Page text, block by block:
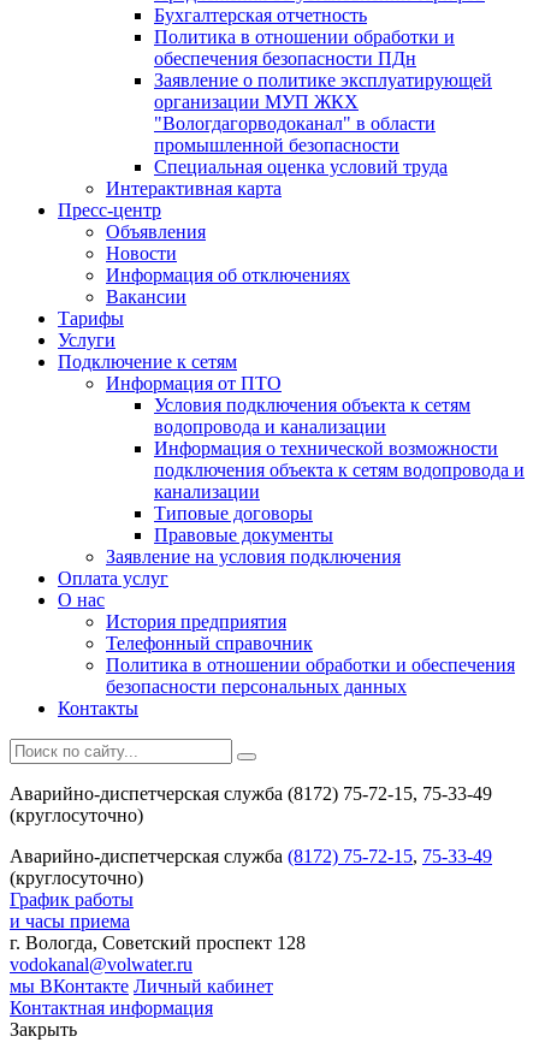
Бухгалтерская отчетность
Политика в отношении обработки и
обеспечения безопасности ПДн
Заявление о политике эксплуатирующей
организации МУП ЖКХ
"Вологдагорводоканал" в области
промышленной безопасности
Специальная оценка условий труда
Интерактивная карта
Пресс-центр
Объявления
Новости
Информация об отключениях
Вакансии
Тарифы
Услуги
Подключение к сетям
Информация от ПТО
Условия подключения объекта к сетям
водопровода и канализации
Информация о технической возможности
подключения объекта к сетям водопровода и
канализации
Типовые договоры
Правовые документы
Заявление на условия подключения
Оплата услуг
О нас
История предприятия
Телефонный справочник
Политика в отношении обработки и обеспечения
безопасности персональных данных
Контакты
Аварийно-диспетчерская служба (8172) 75-72-15, 75-33-49
(круглосуточно)
Аварийно-диспетчерская служба (8172) 75-72-15, 75-33-49
(круглосуточно)
График работы
и часы приема
г. Вологда, Советский проспект 128
vodokanal@volwater.ru
мы ВКонтакте Личный кабинет
Контактная информация
Закрыть